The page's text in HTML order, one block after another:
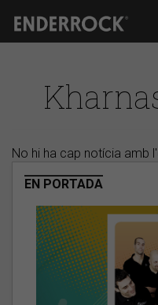
No hi ha cap notícia amb
EN PORTADA